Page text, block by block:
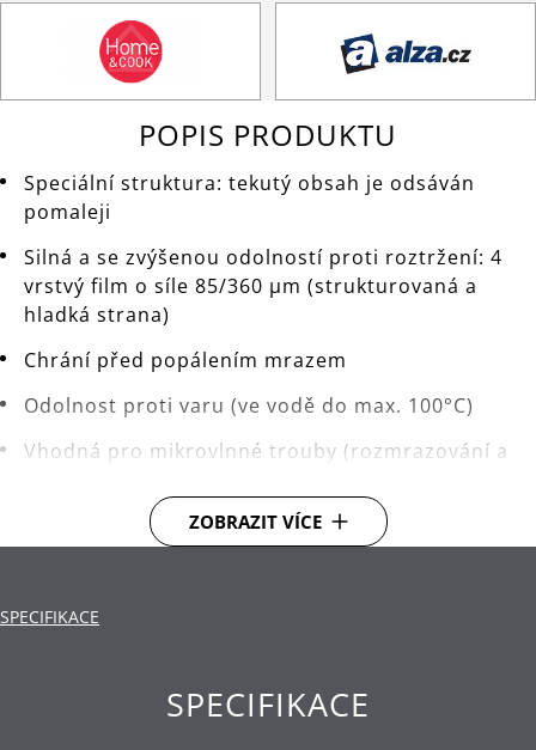
POPIS PRODUKTU
Speciální struktura: tekutý obsah je odsáván
pomaleji
Silná a se zvýšenou odolností proti roztržení: 4
vrstvý film o síle 85/360 μm (strukturovaná a
hladká strana)
Chrání před popálením mrazem
Odolnost proti varu (ve vodě do max. 100°C)
Vhodná pro mikrovlnné trouby (rozmrazování a
Vakuové sáčky mohou být značeny jednotlivě
(datum a obsah)
ZOBRAZIT VÍCE
SPECIFIKACE
SPECIFIKACE